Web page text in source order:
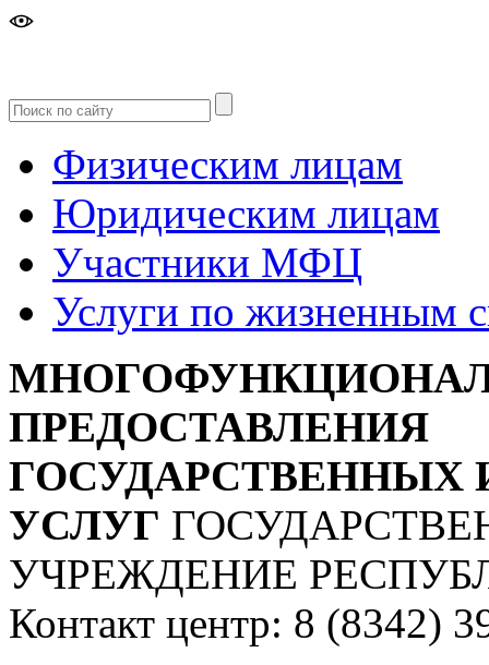
Физическим лицам
Юридическим лицам
Участники МФЦ
Услуги по жизненным
ПРЕДОСТАВЛЕНИЯ
УСЛУГ
УЧРЕЖДЕНИЕ
Контакт центр: 8 (8342)